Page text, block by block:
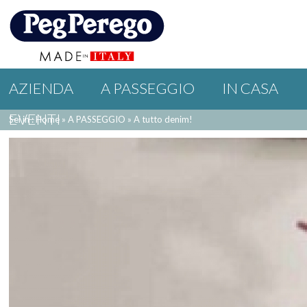
AZIENDA A PASSEGGIO IN CASA
EVENTI
Sei in : Home »A PASSEGGIO »A tutto denim!